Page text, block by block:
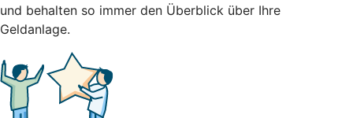
und behalten so immer den Überblick über Ihre
Geldanlage.